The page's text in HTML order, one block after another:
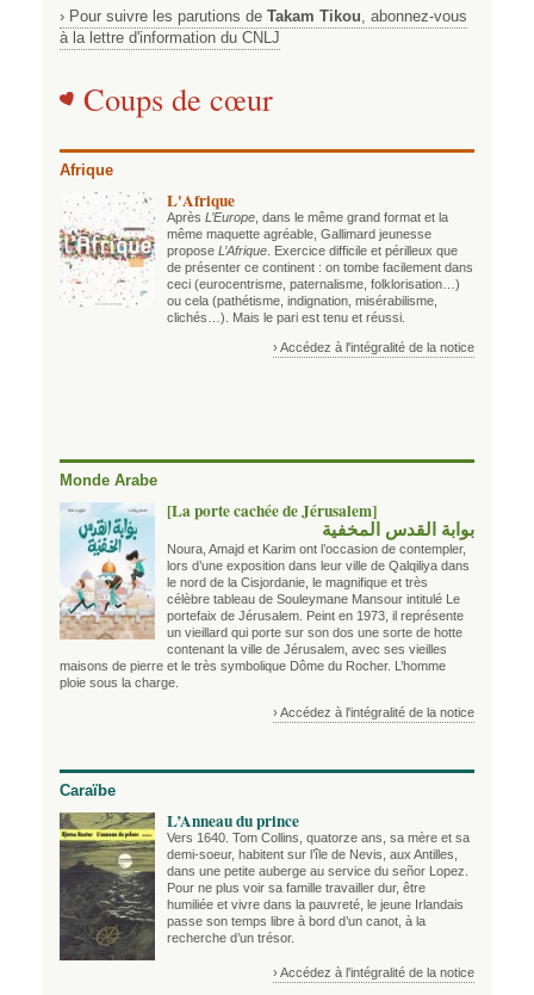
› Pour suivre les parutions de Takam Tikou, abonnez-vous
à la lettre d'information du CNLJ
Coups de cœur
Afrique
L'Afrique
Après L’Europe, dans le même grand format et la
même maquette agréable, Gallimard jeunesse
propose L’Afrique. Exercice difficile et périlleux que
de présenter ce continent : on tombe facilement dans
ceci (eurocentrisme, paternalisme, folklorisation…)
ou cela (pathétisme, indignation, misérabilisme,
clichés…). Mais le pari est tenu et réussi.
› Accédez à l'intégralité de la notice
Monde Arabe
[La porte cachée de Jérusalem]
بوابة القدس المخفية
Noura, Amajd et Karim ont l’occasion de contempler,
lors d’une exposition dans leur ville de Qalqiliya dans
le nord de la Cisjordanie, le magnifique et très
célèbre tableau de Souleymane Mansour intitulé Le
portefaix de Jérusalem. Peint en 1973, il représente
un vieillard qui porte sur son dos une sorte de hotte
contenant la ville de Jérusalem, avec ses vieilles
maisons de pierre et le très symbolique Dôme du Rocher. L’homme
ploie sous la charge.
› Accédez à l'intégralité de la notice
Caraïbe
L’Anneau du prince
Vers 1640. Tom Collins, quatorze ans, sa mère et sa
demi-soeur, habitent sur l’île de Nevis, aux Antilles,
dans une petite auberge au service du señor Lopez.
Pour ne plus voir sa famille travailler dur, être
humiliée et vivre dans la pauvreté, le jeune Irlandais
passe son temps libre à bord d’un canot, à la
recherche d’un trésor.
› Accédez à l'intégralité de la notice